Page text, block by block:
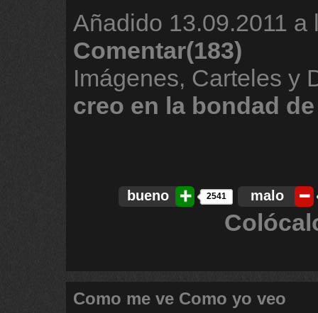
Añadido 13.09.2011 a
Comentar(183)
Imágenes, Carteles y
creo en la bondad de
bueno 2541 malo
Como me ve Como yo veo